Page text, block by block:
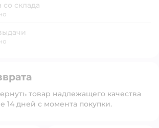
со склада
товар надлежащего качества
14 дней с момента покупки.